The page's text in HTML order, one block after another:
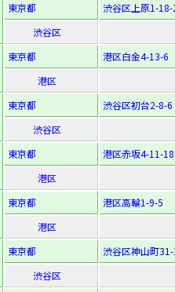
東京都
渋谷区上原1-18-
渋谷区
東京都
港区白金4-13-6
港区
東京都
渋谷区初台2-8-6
渋谷区
東京都
港区赤坂4-11-18
港区
東京都
港区高輪1-9-5
港区
東京都
渋谷区神山町
渋谷区